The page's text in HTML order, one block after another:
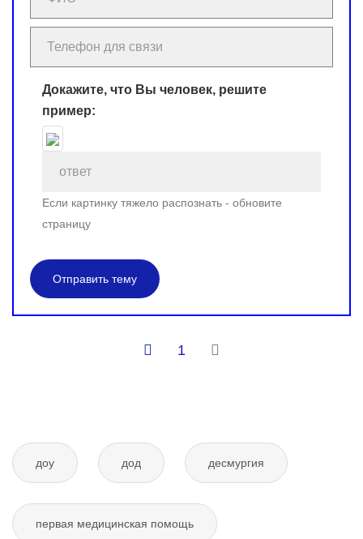
Докажите, что Вы человек, решите
пример:
Если картинку тяжело распознать - обновите
страницу
Отправить тему
1
доу дод десмургия
первая медицинская помощь